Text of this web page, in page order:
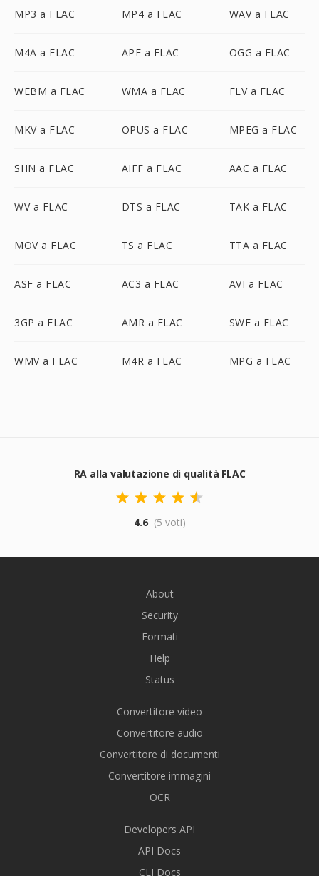
MP3 a FLAC MP4 a FLAC WAV a FLAC
M4A a FLAC APE a FLAC OGG a FLAC
WEBM a FLAC WMA a FLAC FLV a FLAC
MKV a FLAC OPUS a FLAC MPEG a FLAC
SHN a FLAC AIFF a FLAC AAC a FLAC
WV a FLAC DTS a FLAC TAK a FLAC
MOV a FLAC TS a FLAC TTA a FLAC
ASF a FLAC AC3 a FLAC AVI a FLAC
3GP a FLAC AMR a FLAC SWF a FLAC
WMV a FLAC M4R a FLAC MPG a FLAC
RA alla valutazione di qualità FLAC
4.6 (5 voti)
About
Security
Formati
Help
Status
Convertitore video
Convertitore audio
Convertitore di documenti
Convertitore immagini
OCR
Developers API
API Docs
CLI Docs